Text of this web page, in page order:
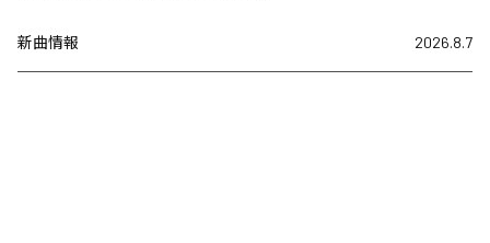
新曲情報 2026.8.7